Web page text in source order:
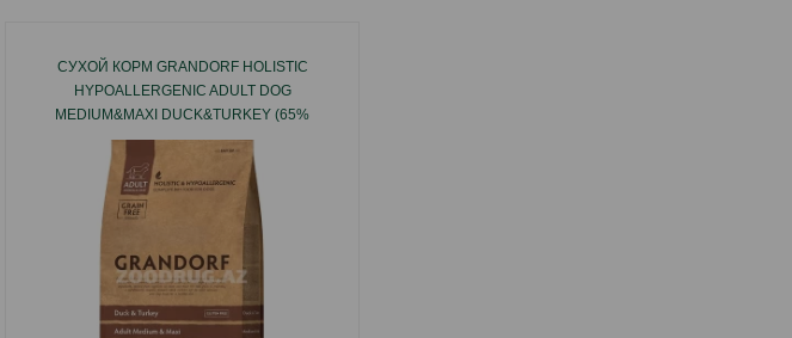
СУХОЙ КОРМ GRANDORF HOLISTIС
HYPOALLERGENIC ADULT DOG
MEDIUM&MAXI DUCK&TURKEY (65%
МЯСА) ДЛЯ ВЗРОСЛЫХ СОБАК СРЕДНИХ
И КРУПНЫХ ПОРОД СО ВКУСОМ УТКИ,
ИНДЕЙКИ И БУРОГО РИСА.